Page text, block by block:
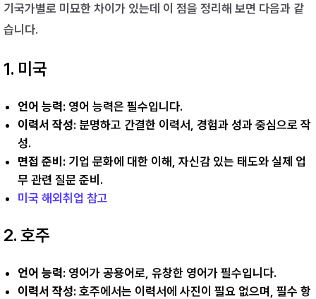
기국가별로 미묘한 차이가 있는데 이 점을 정리해 보면 다음과 같
습니다.
1. 미국
언어 능력: 영어 능력은 필수입니다.
이력서 작성: 분명하고 간결한 이력서, 경험과 성과 중심으로 작
성.
면접 준비 : 기업 문화에 대한 이해, 자신감 있는 태도와 실제 업
무 관련 질문 준비.
미국 해외취업 참고
2. 호주
언어 능력: 영어가 공용어로, 유창한 영어가 필수입니다.
이력서 작성: 호주에서는 이력서에 사진이 필요 없으며, 필수 항